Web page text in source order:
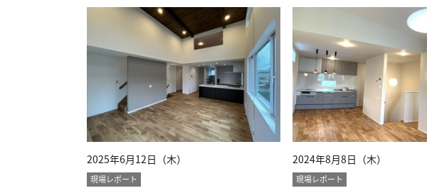
2025年6月12日（木）
現場レポート
2024年8月8日（木）
現場レポート